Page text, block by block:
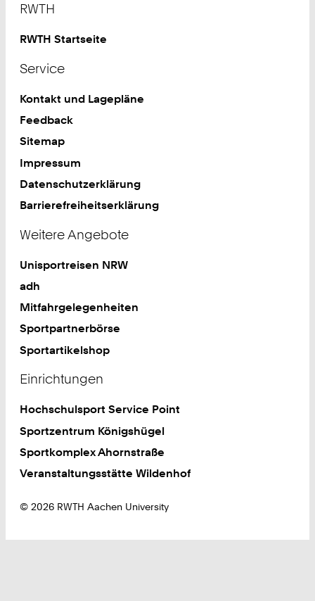
RWTH
RWTH Startseite
Service
Kontakt und Lagepläne
Feedback
Sitemap
Impressum
Datenschutzerklärung
Barrierefreiheitserklärung
Weitere Angebote
Unisportreisen NRW
adh
Mitfahrgelegenheiten
Sportpartnerbörse
Sportartikelshop
Einrichtungen
Hochschulsport Service Point
Sportzentrum Königshügel
Sportkomplex Ahornstraße
Veranstaltungsstätte Wildenhof
© 2026 RWTH Aachen University